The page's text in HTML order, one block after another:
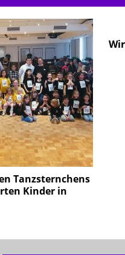
Tanzsternchens
Kinder in